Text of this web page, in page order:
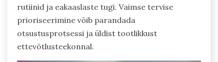
rutiinid ja eakaaslaste tugi. Vaimse tervise
prioriseerimine võib parandada
otsustusprotsessi ja üldist tootlikkust
ettevõtlusteekonnal.